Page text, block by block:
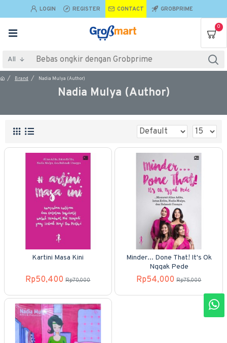
LOGIN REGISTER CONTACT GROBPRIME
0
All
Brand Nadia Mulya (Author)
Nadia Mulya (Author)
Kartini Masa Kini
Rp50,400 Rp70,000
Minder... Done That! It's Ok
Nggak Pede
Rp54,000 Rp75,000